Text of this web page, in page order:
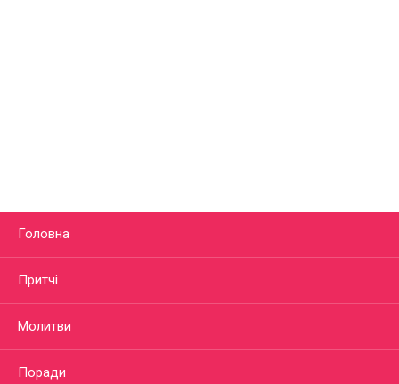
Головна
Притчі
Молитви
Поради